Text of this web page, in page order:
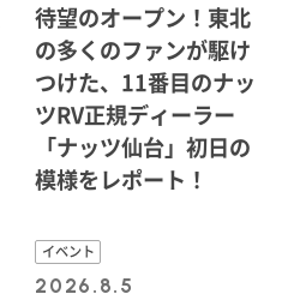
待望のオープン！東北
の多くのファンが駆け
つけた、11番目のナッ
ツRV正規ディーラー
「ナッツ仙台」初日の
模様をレポート！
イベント
2026.8.5